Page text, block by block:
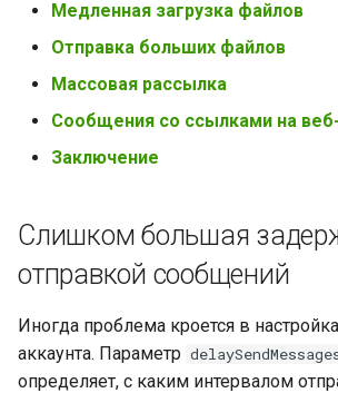
Медленная загрузка файлов
Отправка больших файлов
Массовая рассылка
Сообщения со ссылками на
Заключение
Слишком большая
отправкой сообщений
Иногда проблема кроется в
аккаунта. Параметр
определяет, с каким интервалом